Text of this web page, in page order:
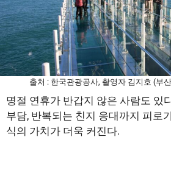
출처 : 한국관광공사, 촬영자 김지호 (부
명절 연휴가 반갑지 않은 사람도 있
부담, 반복되는 친지 응대까지 피로
식의 가치가 더욱 커진다.